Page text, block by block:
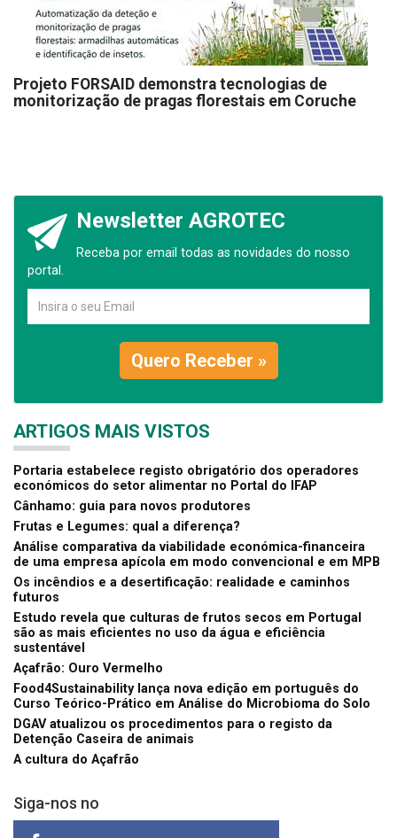
Projeto FORSAID demonstra tecnologias de
monitorização de pragas florestais em Coruche
Newsletter AGROTEC
Receba por email todas as novidades do nosso
portal.
Quero Receber »
ARTIGOS MAIS VISTOS
Portaria estabelece registo obrigatório dos operadores
económicos do setor alimentar no Portal do IFAP
Cânhamo: guia para novos produtores
Frutas e Legumes: qual a diferença?
Análise comparativa da viabilidade económica-financeira
de uma empresa apícola em modo convencional e em MPB
Os incêndios e a desertificação: realidade e caminhos
futuros
Estudo revela que culturas de frutos secos em Portugal
são as mais eficientes no uso da água e eficiência
sustentável
Açafrão: Ouro Vermelho
Food4Sustainability lança nova edição em português do
Curso Teórico-Prático em Análise do Microbioma do Solo
DGAV atualizou os procedimentos para o registo da
Detenção Caseira de animais
A cultura do Açafrão
Siga-nos no